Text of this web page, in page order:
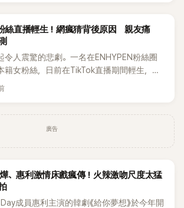
絲直播輕生！網瘋猜背後原因 親友痛
令人震驚的悲劇。一名在ENHYPEN粉絲圈
籍女粉絲，日前在TikTok直播期間輕生，最
曝光後震驚韓網，也讓不少粉絲湧入社群平
廣告
燁、惠利激情床戲瘋傳！火辣激吻尺度太猛
成員惠利主演的韓劇《給你夢想》於今年開